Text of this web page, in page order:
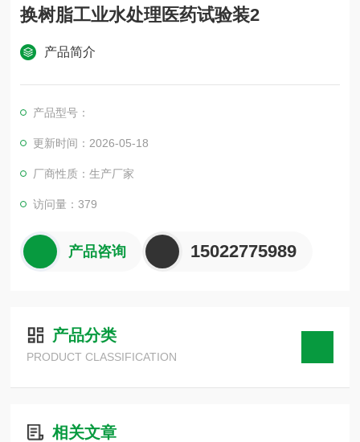
换树脂工业水处理医药试验装2
产品简介
产品型号：
更新时间：2026-05-18
厂商性质：生产厂家
访问量：379
产品咨询 15022775989
产品分类
PRODUCT CLASSIFICATION
相关文章